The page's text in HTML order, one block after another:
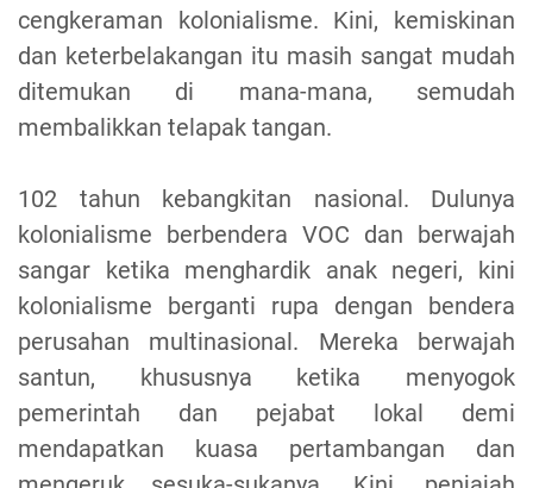
cengkeraman kolonialisme. Kini, kemiskinan
dan keterbelakangan itu masih sangat mudah
ditemukan di mana-mana, semudah
membalikkan telapak tangan.
102 tahun kebangkitan nasional. Dulunya
kolonialisme berbendera VOC dan berwajah
sangar ketika menghardik anak negeri, kini
kolonialisme berganti rupa dengan bendera
perusahan multinasional. Mereka berwajah
santun, khususnya ketika menyogok
pemerintah dan pejabat lokal demi
mendapatkan kuasa pertambangan dan